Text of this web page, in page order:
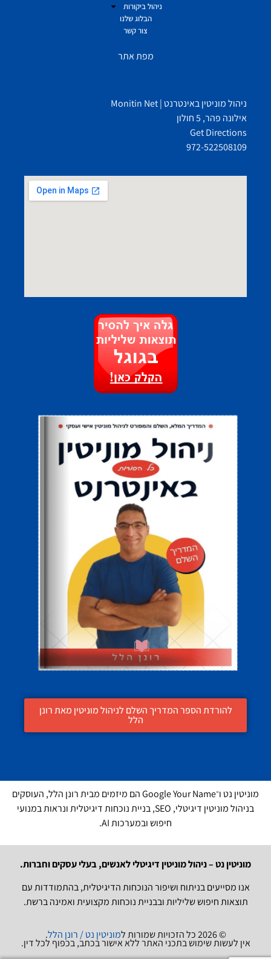
ניהול ביקורות
הבלוג שלנו
צור קשר
מפת אתר
ניהול מוניטין באינטרנט | Monitin Net
אילונה פהר, 5 חולון
Get Directions
972-522508109
להורדת הספר המדריך השלם לניהול מוניטין מאת רונן
הלל
מוניטין נט ו־Google Your Name הם מיזמים מבית רונן הלל, העוסקים
בניהול מוניטין דיגיטלי, SEO, בניית נוכחות דיגיטלית ונראות במנועי
חיפוש ובמערכות AI.
מוניטין נט – ניהול מוניטין דיגיטלי לאנשים, בעלי עסקים וחברות.
אנו מסייעים בניתוח ושיפור הנוכחות הדיגיטלית, בהתמודדות עם
תוצאות חיפוש שליליות ובבניית נוכחות מקצועית ואמינה ברשת.
© 2026 כל הזכויות שמורות ל מוניטין נט / רונן הלל.
אין לעשות שימוש בתכני האתר ללא אישור בכתב, בכפוף לכל דין.